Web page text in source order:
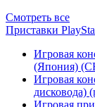
Смотреть все
Приставки
Игровая
(Япония)
Игровая
дисковода)
Игровая